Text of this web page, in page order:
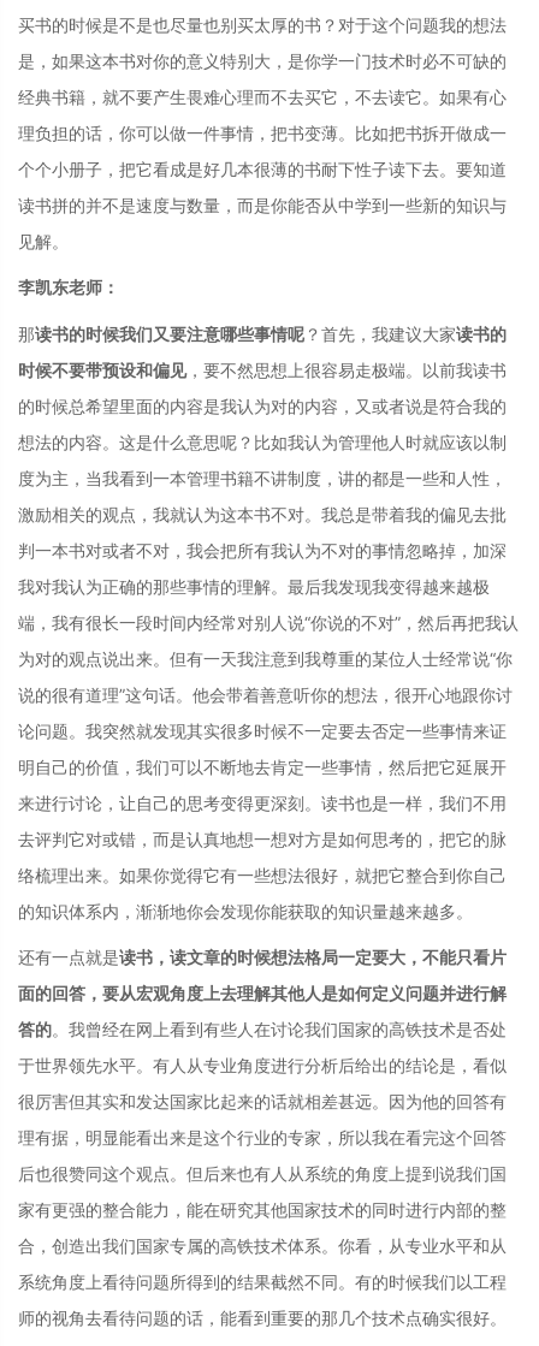
买书的时候是不是也尽量也别买太厚的书？对于这个问题我的想法
是，如果这本书对你的意义特别大，是你学一门技术时必不可缺的
经典书籍，就不要产生畏难心理而不去买它，不去读它。如果有心
理负担的话，你可以做一件事情，把书变薄。比如把书拆开做成一
个个小册子，把它看成是好几本很薄的书耐下性子读下去。要知道
读书拼的并不是速度与数量，而是你能否从中学到一些新的知识与
见解。
李凯东老师：
那读书的时候我们又要注意哪些事情呢 ？首先，我建议大家读书的
时候不要带预设和偏见，要不然思想上很容易走极端。以前我读书
的时候总希望里面的内容是我认为对的内容，又或者说是符合我的
想法的内容。这是什么意思呢？比如我认为管理他人时就应该以制
度为主，当我看到一本管理书籍不讲制度，讲的都是一些和人性，
激励相关的观点，我就认为这本书不对。我总是带着我的偏见去批
判一本书对或者不对，我会把所有我认为不对的事情忽略掉，加深
我对我认为正确的那些事情的理解。最后我发现我变得越来越极
端，我有很长一段时间内经常对别人说“你说的不对”，然后再把我认
为对的观点说出来。但有一天我注意到我尊重的某位人士经常说“你
说的很有道理”这句话。他会带着善意听你的想法，很开心地跟你讨
论问题。我突然就发现其实很多时候不一定要去否定一些事情来证
明自己的价值，我们可以不断地去肯定一些事情，然后把它延展开
来进行讨论，让自己的思考变得更深刻。读书也是一样，我们不用
去评判它对或错，而是认真地想一想对方是如何思考的，把它的脉
络梳理出来。如果你觉得它有一些想法很好，就把它整合到你自己
的知识体系内，渐渐地你会发现你能获取的知识量越来越多。
还有一点就是读书， 读文章的时候想法格局一定要大，不能只看片
面的回答，要从宏观角度上去理解其他人是如何定义问题并进行解
答的。我曾经在网上看到有些人在讨论我们国家的高铁技术是否处
于世界领先水平。有人从专业角度进行分析后给出的结论是，看似
很厉害但其实和发达国家比起来的话就相差甚远。因为他的回答有
理有据，明显能看出来是这个行业的专家，所以我在看完这个回答
后也很赞同这个观点。但后来也有人从系统的角度上提到说我们国
家有更强的整合能力，能在研究其他国家技术的同时进行内部的整
合，创造出我们国家专属的高铁技术体系。你看，从专业水平和从
系统角度上看待问题所得到的结果截然不同。有的时候我们以工程
师的视角去看待问题的话，能看到重要的那几个技术点确实很好。